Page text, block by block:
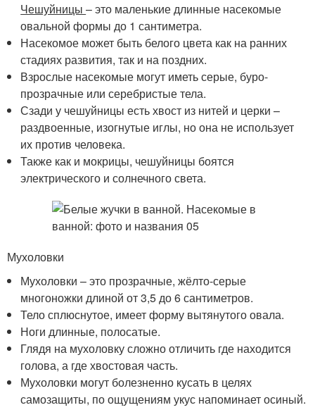
Чешуйницы– это маленькие длинные насекомые
овальной формы до 1 сантиметра.
Насекомое может быть белого цвета как на ранних
стадиях развития, так и на поздних.
Взрослые насекомые могут иметь серые, буро-
прозрачные или серебристые тела.
Сзади у чешуйницы есть хвост из нитей и церки –
раздвоенные, изогнутые иглы, но она не использует
их против человека.
Также как и мокрицы, чешуйницы боятся
электрического и солнечного света.
Мухоловки
Мухоловки – это прозрачные, жёлто-серые
многоножки длиной от 3,5 до 6 сантиметров.
Тело сплюснутое, имеет форму вытянутого овала.
Ноги длинные, полосатые.
Глядя на мухоловку сложно отличить где находится
голова, а где хвостовая часть.
Мухоловки могут болезненно кусать в целях
самозащиты, по ощущениям укус напоминает осиный.